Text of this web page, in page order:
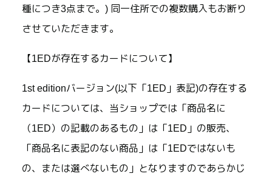
種につき3点まで。) 同一住所での複数購入もお断り
させていただきます。
【1EDが存在するカードについて】
1st editionバージョン(以下「1ED」表記)の存在する
カードについては、当ショップでは「商品名に
（1ED）の記載のあるもの」は「1ED」の販売、
「商品名に表記のない商品」は「1EDではないも
の、または選べないもの」となりますのであらかじ